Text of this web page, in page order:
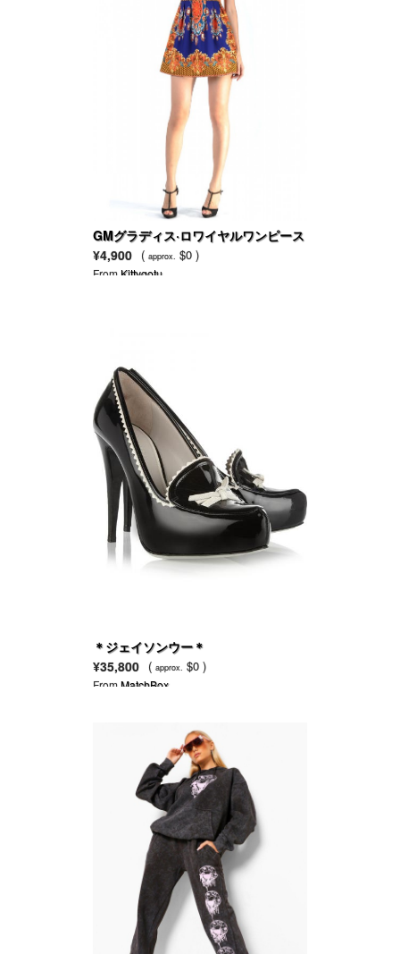
GMグラディス·ロワイヤルワンピース
（ブルー）
¥4,900 ( approx. $0 )
From Kittygotu
＊ジェイソンウー＊
¥35,800 ( approx. $0 )
FromMatchBox